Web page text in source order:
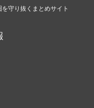
守り抜くまとめサイト